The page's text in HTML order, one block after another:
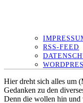
RSS-FEED
Hier dreht sich alles um
Gedanken zu den
Denn die wollen hin und